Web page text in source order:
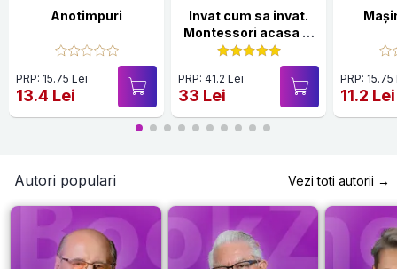
Anotimpuri
PRP: 15.75 Lei
13.4 Lei
Invat cum sa invat.
Montessori acasa in
35 de fise
PRP: 41.2 Lei
33 Lei
PRP:
11.2 Lei
Autori populari Vezi toti autorii →